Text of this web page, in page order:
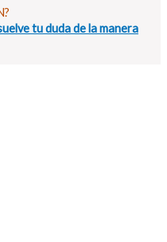
tu duda de la manera